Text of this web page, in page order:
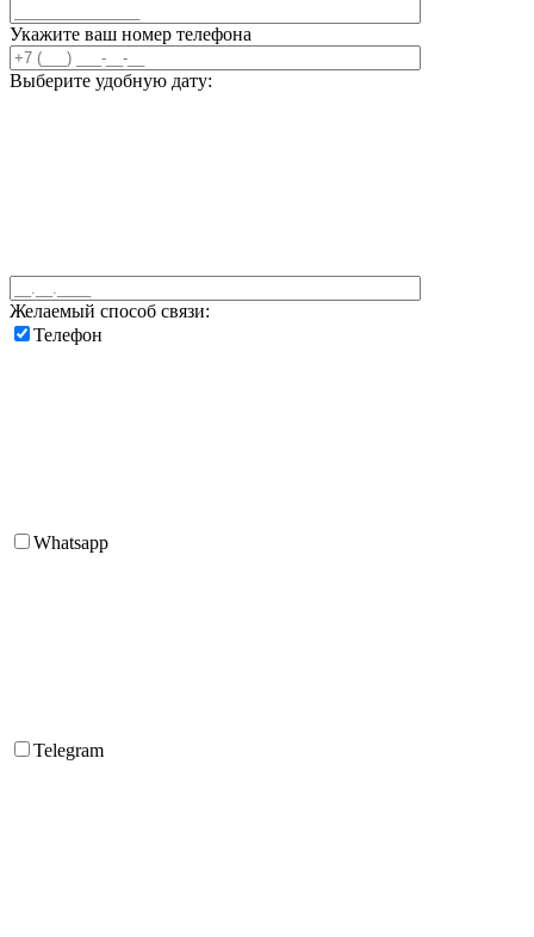
Укажите ваш номер телефона
Выберите удобную дату:
Желаемый способ связи:
Телефон
Whatsapp
Telegram